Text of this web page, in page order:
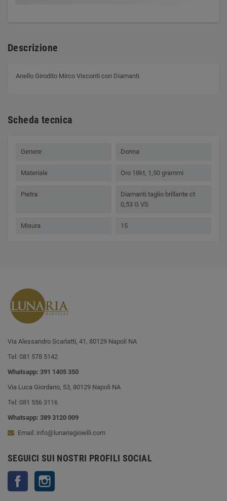
Descrizione
Anello Girodito Mirco Visconti con Diamanti
Scheda tecnica
Genere Donna
Materiale Oro 18kt, 1,50 grammi
Pietra
Diamanti taglio brillante ct
0,53 G VS
Misura 15
Via Alessandro Scarlatti, 41, 80129 Napoli NA
Tel: 081 578 5142
Whatsapp: 391 1405 350
Via Luca Giordano, 53, 80129 Napoli NA
Tel: 081 556 3116
Whatsapp: 389 3120 009
Email: info@lunariagioielli.com
SEGUICI SUI NOSTRI PROFILI SOCIAL
Facebook